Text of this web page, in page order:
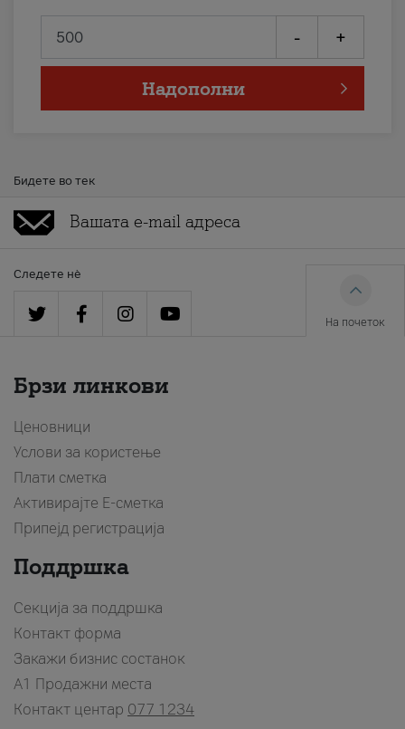
- +
Надополни
Бидете во тек
Следете нè
На почеток
Брзи линкови
Ценовници
Услови за користење
Плати сметка
Активирајте Е-сметка
Припејд регистрација
Поддршка
Секција за поддршка
Контакт форма
Закажи бизнис состанок
A1 Продажни места
Контакт центар 077 1234